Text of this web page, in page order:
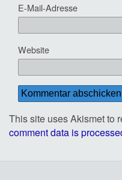
E-Mail-Adresse
Website
This site uses Akismet to
comment data is